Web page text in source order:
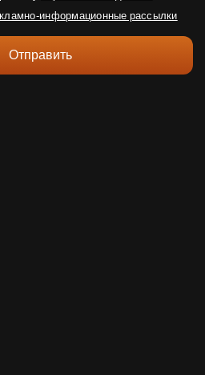
информационные рассылки
Отправить